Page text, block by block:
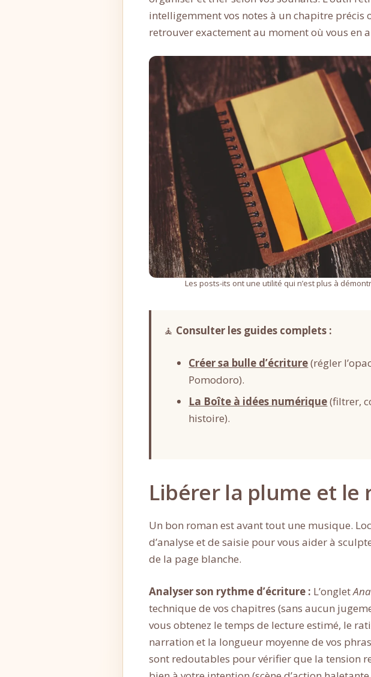
intelligemment vos notes à un chapitre précis
retrouver exactement au moment où vous en
Les posts-its ont une utilité qui n’est plus à
🧘 Consulter les guides complets :
Créer sa bulle d’écriture(régler
Pomodoro).
La Boîte à idées numérique(filtrer,
histoire).
Libérer la plume et le
Un bon roman est avant tout une musique.
d’analyse et de saisie pour vous aider à
de la page blanche.
Analyser son rythme d’écriture : L’onglet
technique de vos chapitres (sans aucun
vous obtenez le temps de lecture estimé, le
narration et la longueur moyenne de vos
sont redoutables pour vérifier que la tension